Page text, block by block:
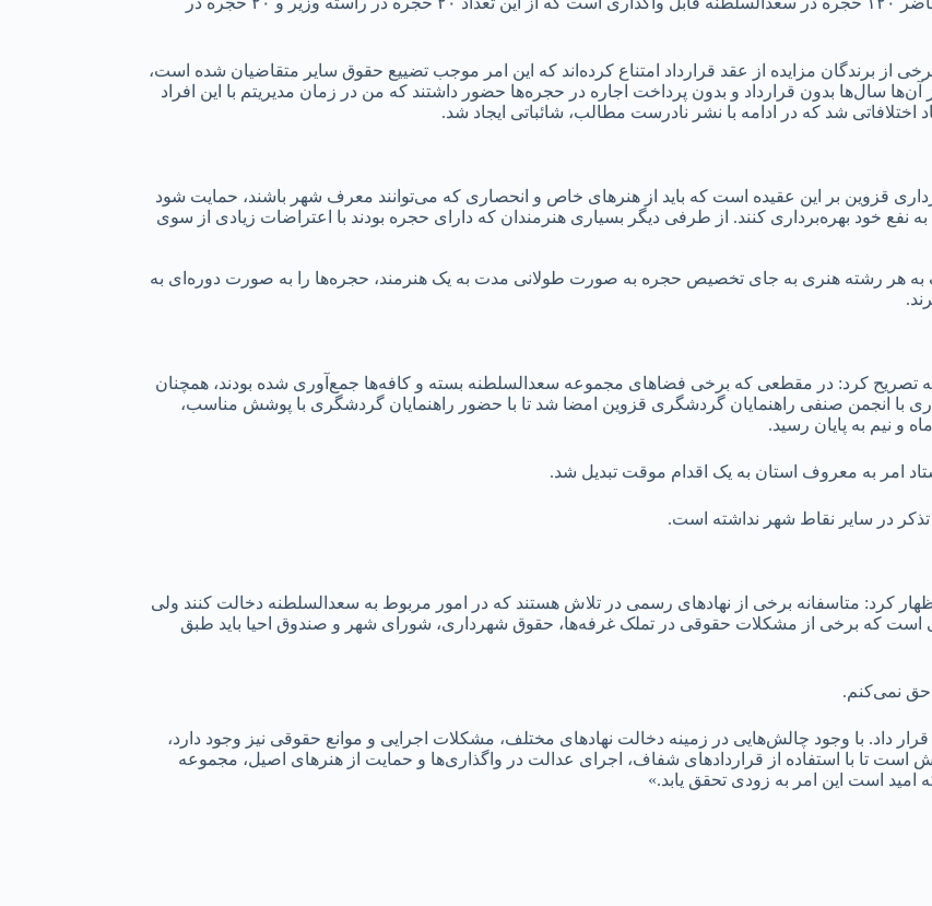
از برندگان مزایده از عقد قرارداد امتناع کرده‌اند که این امر موجب تضییع حقوق سایر متقاضیان شده است،
از آن‌ها سال‌ها بدون قرارداد و بدون پرداخت اجاره در حجره‌ها حضور داشتند که من در زمان مدیریتم با این افراد
شد که در ادامه با نشر نادرست مطالب، شائباتی ایجاد شد.
قزوین بر این عقیده است که باید از هنرهای خاص و انحصاری که می‌توانند معرف شهر باشند، حمایت شود
به نفع خود بهره‌برداری کنند. از طرفی دیگر بسیاری هنرمندان که دارای حجره بودند با اعتراضات زیادی از سوی
کمک به هر رشته هنری به جای تخصیص حجره به صورت طولانی مدت به یک هنرمند، حجره‌ها را به صورت دوره‌ای به
تصریح کرد: در مقطعی که برخی فضاهای مجموعه سعدالسلطنه بسته و کافه‌ها جمع‌آوری شده بودند، همچنان
با انجمن صنفی راهنمایان گردشگری قزوین امضا شد تا با حضور راهنمایان گردشگری با پوشش مناسب،
و نیم به پایان رسید.
امر به معروف استان به یک اقدام موقت تبدیل شد.
تذکر در سایر نقاط شهر نداشته است.
کرد: متاسفانه برخی از نهادهای رسمی در تلاش هستند که در امور مربوط به سعدالسلطنه دخالت کنند ولی
است که برخی از مشکلات حقوقی در تملک غرفه‌ها، حقوق شهرداری، شورای شهر و صندوق احیا باید طبق
نمی‌کنم.
داد. با وجود چالش‌هایی در زمینه دخالت نهادهای مختلف، مشکلات اجرایی و موانع حقوقی نیز وجود دارد،
تا با استفاده از قراردادهای شفاف، اجرای عدالت در واگذاری‌ها و حمایت از هنرهای اصیل، مجموعه
است این امر به زودی تحقق یابد.»